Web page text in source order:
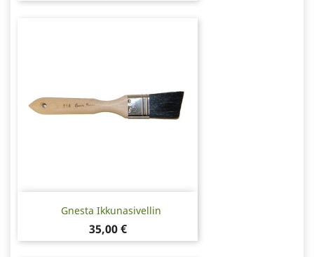
Gnesta Ikkunasivellin
Hinta
35,00 €